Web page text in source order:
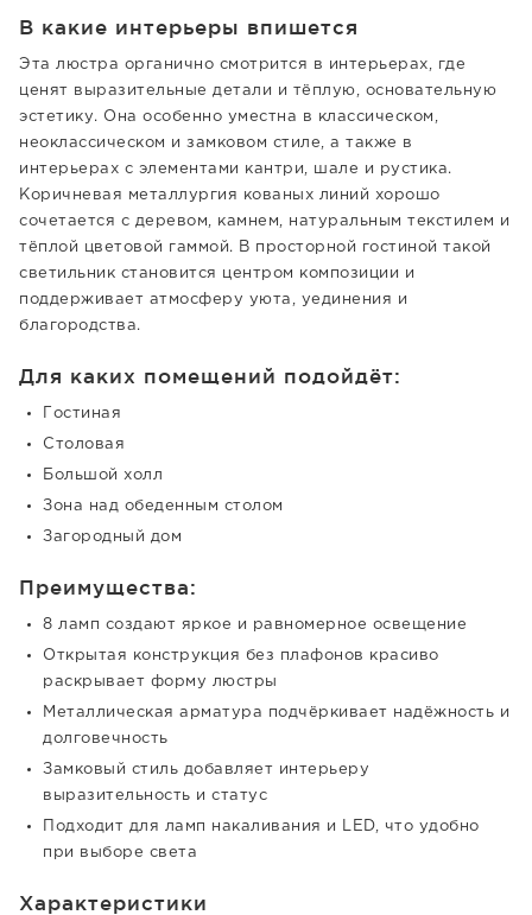
В какие интерьеры впишется
Эта люстра органично смотрится в интерьерах, где
ценят выразительные детали и тёплую, основательную
эстетику. Она особенно уместна в классическом,
неоклассическом и замковом стиле, а также в
интерьерах с элементами кантри, шале и рустика.
Коричневая металлургия кованых линий хорошо
сочетается с деревом, камнем, натуральным текстилем и
тёплой цветовой гаммой. В просторной гостиной такой
светильник становится центром композиции и
поддерживает атмосферу уюта, уединения и
благородства.
Для каких помещений подойдёт:
Гостиная
Столовая
Большой холл
Зона над обеденным столом
Загородный дом
Преимущества:
8 ламп создают яркое и равномерное освещение
Открытая конструкция без плафонов красиво
раскрывает форму люстры
Металлическая арматура подчёркивает надёжность и
долговечность
Замковый стиль добавляет интерьеру
выразительность и статус
Подходит для ламп накаливания и LED, что удобно
при выборе света
Характеристики